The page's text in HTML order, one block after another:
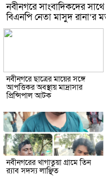
নবীনগরে সাংবাদিকদের সাথে
বিএনপি নেতা মাসুদ রানা’র
নবীনগরে ছাত্রের মায়ের সঙ্গে
আপত্তিকর অবস্থায় মাদ্রাসার
প্রিন্সিপাল আটক
নবীনগরের খাগাতুয়া গ্রামে তিন
র‍্যাব সদস্য লাঞ্ছিত